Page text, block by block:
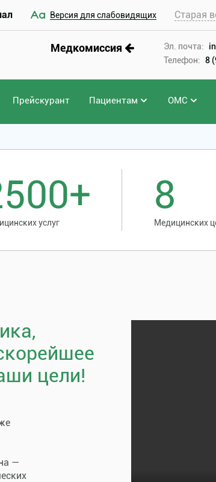
Версия для слабовидящих Старая
Медкомиссия Эл. почта:
Телефон: 8
Прейскурант Пациентам ОМС
услуг
8
Медицинских
цели!
—